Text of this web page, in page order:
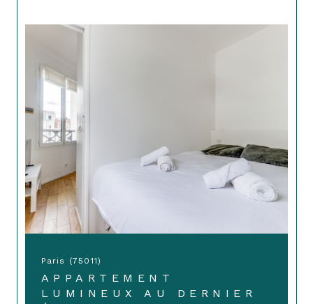
Paris (75011)
APPARTEMENT
LUMINEUX AU DERNIER